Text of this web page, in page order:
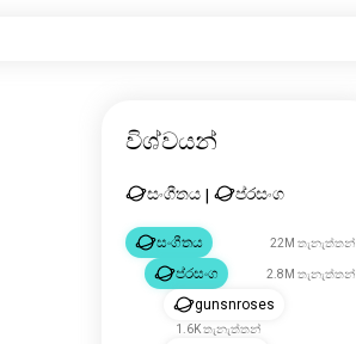
විශ්වයන්
සංගීතය ප්රසංග
සංගීතය 22M තැනැත්තන්
ප්රසංග 2.8M තැනැත්තන්
gunsnroses
1.6K තැනැත්තන්